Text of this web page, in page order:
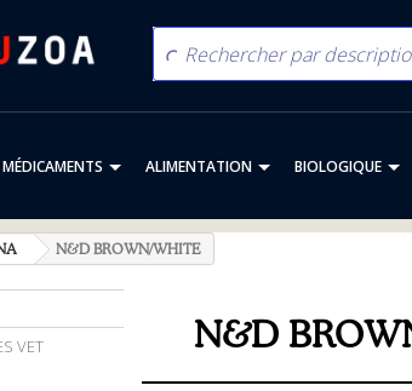
MÉDICAMENTS ALIMENTATION BIOLOGIQUE
N&D BROWN/WHITE
VET
N&D